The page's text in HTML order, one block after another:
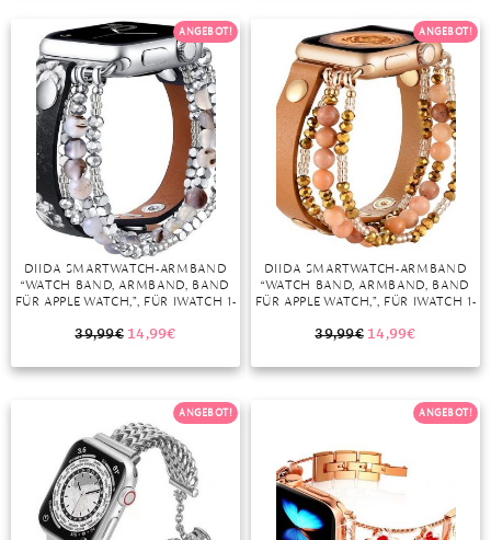
PERIDOT
PYRIT
QUARZ
ROSENQUARZ
RUBIN
SAPHIR
ZIRKON
DAMEN UND HERREN
(SCHWARZ/ROSA)”
ANGEBOT!
DIIDA SMARTWATCH-ARMBAND
“WATCH BAND, ARMBAND, BAND
FÜR APPLE WATCH,”, FÜR IWATCH 1-
SCHWARZ, GRAU, BRAUN
39,99€ 14,99€
ANGEBOT!
DIIDA SMARTWATCH-ARMBAND
“WATCH BAND, ARMBAND, BAND
FÜR APPLE WATCH,”, FÜR IWATCH 1-
SCHWARZ, GRAU, BRAUN
39,99€ 14,99€
ANGEBOT! ANGEBOT!